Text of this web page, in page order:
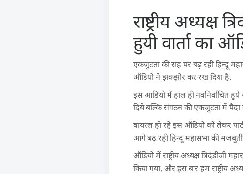
राष्ट्रीय अध्यक्ष
हुयी वार्ता का
एकजुटता की राह पर बढ़ रही हिन्दू
ऑडियो ने झकझोर कर रख दिया है.
इस आडियो में हाल ही नवनिर्वाचित हुये
दिये बल्कि संगठन की एकजुटता में पैदा
वायरल हो रहे इस ऑडियो को लेकर
आगे बढ़ रही हिन्दू महासभा की
ऑडियो में राष्ट्रीय अध्यक्ष त्रिदंडीजी
किया गया, और इस बार हम राष्ट्रीय